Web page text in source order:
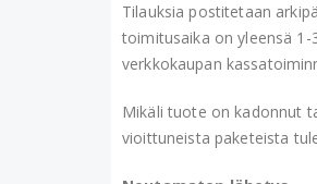
Tilauksia postitetaan
toimitusaika on yleensä
verkkokaupan
Mikäli tuote on kadonnut
vioittuneista paketeista